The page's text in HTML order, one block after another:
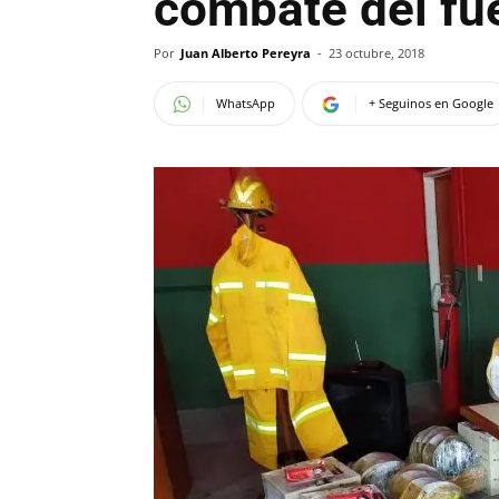
Por Juan Alberto Pereyra - 23 octubre, 2018
WhatsApp + Seguinos en Google